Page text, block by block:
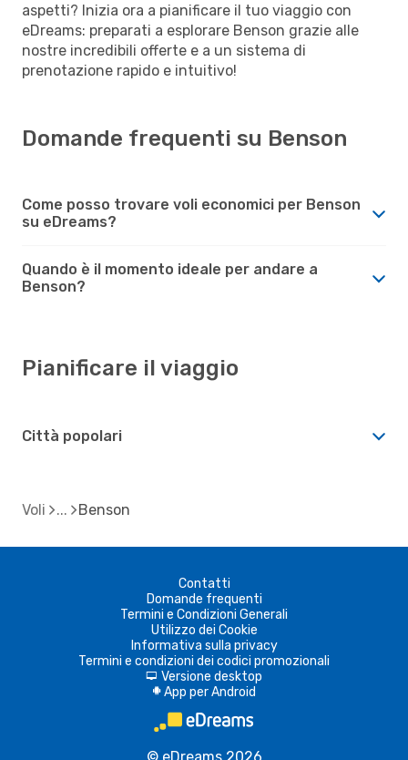
aspetti? Inizia ora a pianificare il tuo viaggio con
eDreams: preparati a esplorare Benson grazie alle
nostre incredibili offerte e a un sistema di
prenotazione rapido e intuitivo!
Domande frequenti su Benson
Come posso trovare voli economici per Benson
su eDreams?
Quando è il momento ideale per andare a
Benson?
Pianificare il viaggio
Città popolari
Voli Benson
Contatti
Domande frequenti
Termini e Condizioni Generali
Utilizzo dei Cookie
Informativa sulla privacy
Termini e condizioni dei codici promozionali
d Versione desktop
A App per Android